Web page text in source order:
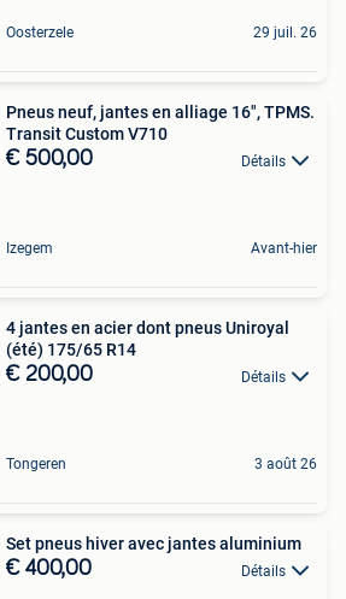
Oosterzele 29 juil. 26
Pneus neuf, jantes en alliage 16", TPMS.
Transit Custom V710
€ 500,00 Détails
Izegem Avant-hier
4 jantes en acier dont pneus Uniroyal
(été) 175/65 R14
€ 200,00 Détails
Tongeren 3 août 26
Set pneus hiver avec jantes aluminium
€ 400,00 Détails